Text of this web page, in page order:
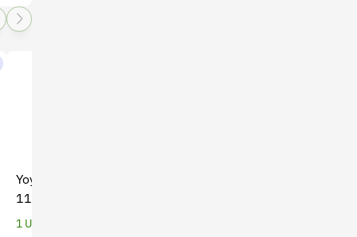
Yoyo para Guadaña THP-
117 Bellota - Alta
Durabilidad
1 Unidades